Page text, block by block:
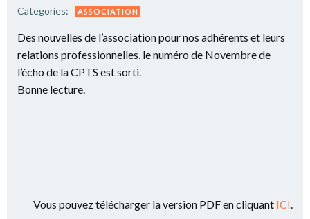
Categories: ASSOCIATION
Des nouvelles de l’association pour nos adhérents et leurs
relations professionnelles, le numéro de Novembre de
l’écho de la CPTS est sorti.
Bonne lecture.
Vous pouvez télécharger la version PDF en cliquant ICI.